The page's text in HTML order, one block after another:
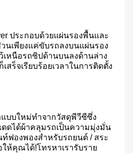
ประกอบด้วยแผ่นรองพื้นและ
นเพียงแค่ขับรถลงบนแผ่นรอง
เหนือรถซิปด้านบนลงด้านล่าง
สร็จเรียบร้อยเวลาในการติดตั้ง
บบใหม่ทำจากวัสดุพีวีซีซึ่ง
ดได้ผ้าคลุมรถเป็นความมุ่งมั่น
ฟองพองสำหรับรถยนต์ / สระ
ห้คุณได้!โทรหาเรารับราย